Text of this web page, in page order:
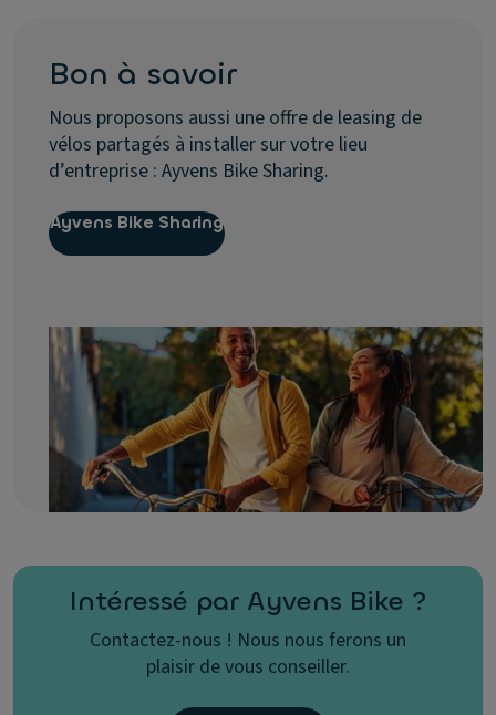
Bon à savoir
Nous proposons aussi une offre de leasing de
vélos partagés à installer sur votre lieu
d’entreprise : Ayvens Bike Sharing.
Ayvens Bike Sharing
Intéressé par Ayvens Bike ?
Contactez-nous ! Nous nous ferons un
plaisir de vous conseiller.